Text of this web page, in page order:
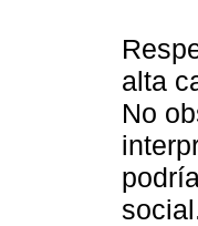
alta
No